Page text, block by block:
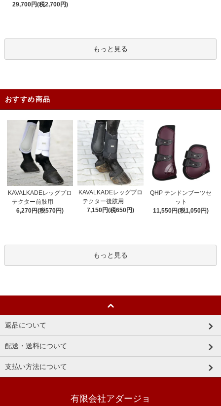
29,700円(税2,700円)
もっと見る
おすすめ商品
KAVALKADEレッグプロ
テクター前肢用
6,270円(税570円)
KAVALKADEレッグプロ
テクター後肢用
7,150円(税650円)
QHP テンドンブーツセ
ット
11,550円(税1,050円)
もっと見る
返品について
配送・送料について
支払い方法について
有限会社アダージョ